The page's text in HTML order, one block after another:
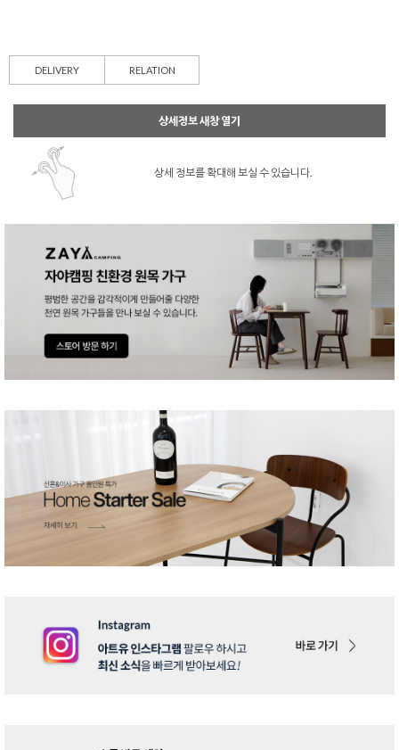
DELIVERY RELATION
상세정보 새창 열기
상세 정보를 확대해 보실 수 있습니다.